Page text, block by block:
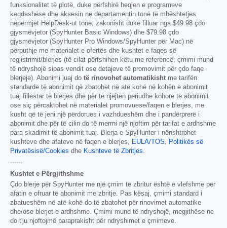
funksionalitet të plotë, duke përfshirë heqjen e programeve
keqdashëse dhe aksesin në departamentin tonë të mbështetjes
nëpërmjet HelpDesk-ut tonë, zakonisht duke filluar nga $49.98 çdo
gjysmëvjetor (SpyHunter Basic Windows) dhe $79.98 çdo
gjysmëvjetor (SpyHunter Pro Windows/SpyHunter për Mac) në
përputhje me materialet e ofertës dhe kushtet e faqes së
regjistrimit/blerjes (të cilat përfshihen këtu me referencë; çmimi mund
të ndryshojë sipas vendit ose detajeve të promovimit për çdo faqe
blerjeje). Abonimi juaj do të rinovohet automatikisht me tarifën
standarde të abonimit që zbatohet në atë kohë në kohën e abonimit
tuaj fillestar të blerjes dhe për të njëjtën periudhë kohore të abonimit
ose siç përcaktohet në materialet promovuese/faqen e blerjes, me
kusht që të jeni një përdorues i vazhdueshëm dhe i pandërprerë i
abonimit dhe për të cilin do të merrni një njoftim për tarifat e ardhshme
para skadimit të abonimit tuaj. Blerja e SpyHunter i nënshtrohet
kushteve dhe afateve në faqen e blerjes,
EULA/TOS
Politikës së
Privatësisë/Cookies dhe Kushteve të Zbritjes
------
Kushtet e Përgjithshme
Çdo blerje për SpyHunter me një çmim të zbritur është e vlefshme për
afatin e ofruar të abonimit me zbritje. Pas kësaj, çmimi standard i
zbatueshëm në atë kohë do të zbatohet për rinovimet automatike
dhe/ose blerjet e ardhshme. Çmimi mund të ndryshojë, megjithëse ne
do t'ju njoftojmë paraprakisht për ndryshimet e çmimeve.